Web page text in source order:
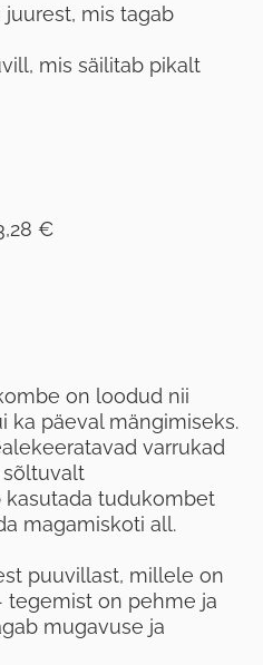
mis tagab
mis säilitab pikalt
€
on loodud nii
ka päeval mängimiseks.
varrukad
sõltuvalt
tudukombet
magamiskoti all.
puuvillast, millele on
tegemist on pehme ja
mugavuse ja